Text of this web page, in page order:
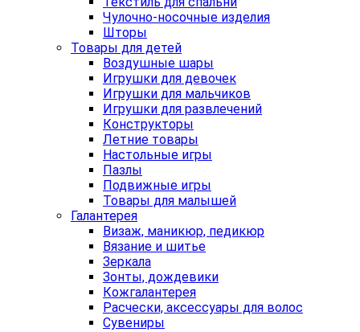
Чулочно-носочные изделия
Шторы
Товары для детей
Воздушные шары
Игрушки для девочек
Игрушки для мальчиков
Игрушки для развлечений
Конструкторы
Летние товары
Настольные игры
Пазлы
Подвижные игры
Товары для малышей
Галантерея
Визаж, маникюр, педикюр
Вязание и шитье
Зеркала
Зонты, дождевики
Кожгалантерея
Расчески, аксессуары для волос
Сувениры